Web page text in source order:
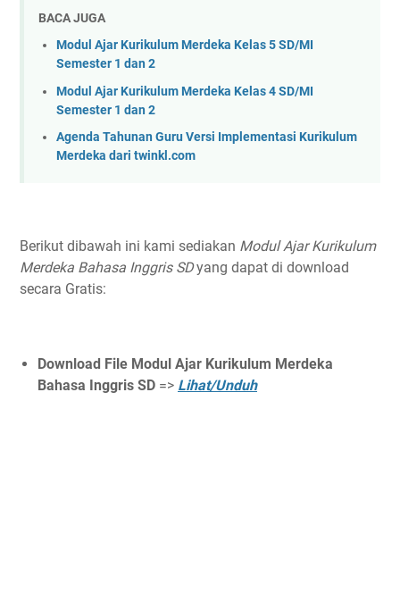
BACA JUGA
Modul Ajar Kurikulum Merdeka Kelas 5 SD/MI
Semester 1 dan 2
Modul Ajar Kurikulum Merdeka Kelas 4 SD/MI
Semester 1 dan 2
Agenda Tahunan Guru Versi Implementasi Kurikulum
Merdeka dari twinkl.com
Berikut dibawah ini kami sediakan Modul Ajar Kurikulum
Merdeka Bahasa Inggris SDyang dapat di download
secara Gratis:
Download File Modul Ajar Kurikulum Merdeka
Bahasa Inggris SD => Lihat/Unduh